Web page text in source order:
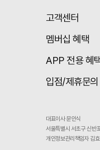
고객센터
멤버십 혜택
APP 전용 혜
입점/제휴문의
대표이사 문인식
서울특별시 서초구 신
개인정보관리책임자 김